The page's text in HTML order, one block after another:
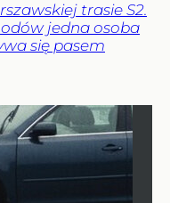
trasie S2.
jedna osoba
się pasem